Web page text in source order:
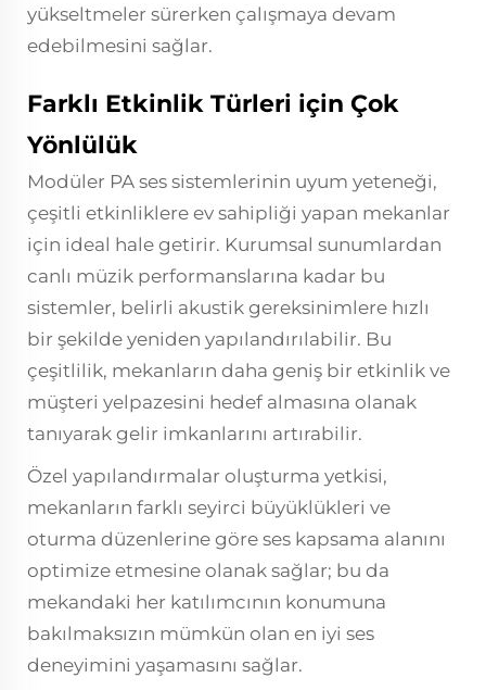
yükseltmeler sürerken çalışmaya devam
edebilmesini sağlar.
Farklı Etkinlik Türleri için Çok
Yönlülük
Modüler PA ses sistemlerinin uyum yeteneği,
çeşitli etkinliklere ev sahipliği yapan mekanlar
için ideal hale getirir. Kurumsal sunumlardan
canlı müzik performanslarına kadar bu
sistemler, belirli akustik gereksinimlere hızlı
bir şekilde yeniden yapılandırılabilir. Bu
çeşitlilik, mekanların daha geniş bir etkinlik ve
müşteri yelpazesini hedef almasına olanak
tanıyarak gelir imkanlarını artırabilir.
Özel yapılandırmalar oluşturma yetkisi,
mekanların farklı seyirci büyüklükleri ve
oturma düzenlerine göre ses kapsama alanını
optimize etmesine olanak sağlar; bu da
mekandaki her katılımcının konumuna
bakılmaksızın mümkün olan en iyi ses
deneyimini yaşamasını sağlar.